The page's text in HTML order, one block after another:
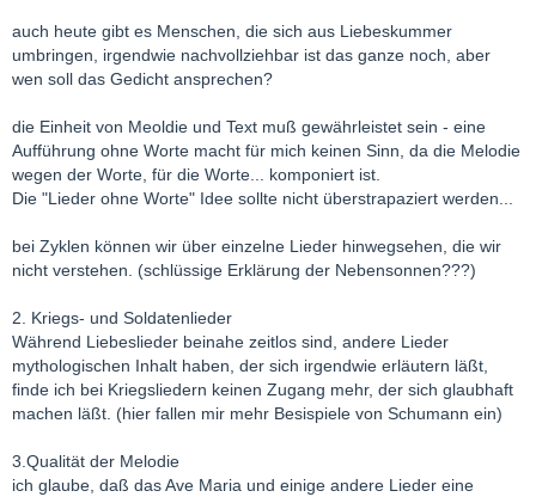
auch heute gibt es Menschen, die sich aus Liebeskummer
umbringen, irgendwie nachvollziehbar ist das ganze noch, aber
wen soll das Gedicht ansprechen?
die Einheit von Meoldie und Text muß gewährleistet sein - eine
Aufführung ohne Worte macht für mich keinen Sinn, da die Melodie
wegen der Worte, für die Worte... komponiert ist.
Die "Lieder ohne Worte" Idee sollte nicht überstrapaziert werden...
bei Zyklen können wir über einzelne Lieder hinwegsehen, die wir
nicht verstehen. (schlüssige Erklärung der Nebensonnen???)
2. Kriegs- und Soldatenlieder
Während Liebeslieder beinahe zeitlos sind, andere Lieder
mythologischen Inhalt haben, der sich irgendwie erläutern läßt,
finde ich bei Kriegsliedern keinen Zugang mehr, der sich glaubhaft
machen läßt. (hier fallen mir mehr Besispiele von Schumann ein)
3.Qualität der Melodie
ich glaube, daß das Ave Maria und einige andere Lieder eine